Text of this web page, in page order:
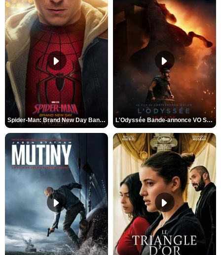
Spider-Man: Brand New Day Bande-annonce VO STFR L'Odyssée Bande-annonce VO STFR